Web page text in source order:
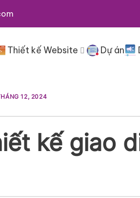
Thiết kế Website Dự án
12, 2024
kế giao